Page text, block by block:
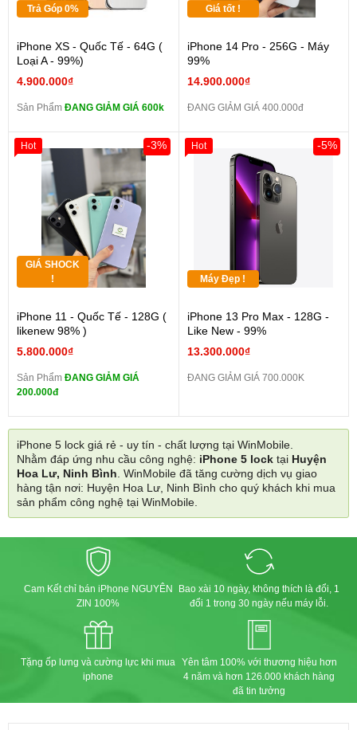
Trả Góp 0%
iPhone XS - Quốc Tế - 64G (
Loại A - 99%)
4.900.000₫
Sản Phẩm ĐANG GIẢM GIÁ 600k
Giá tốt !
iPhone 14 Pro - 256G - Máy
99%
14.900.000₫
ĐANG GIẢM GIÁ 400.000đ
GIÁ SHOCK
!
iPhone 11 - Quốc Tế - 128G (
likenew 98% )
5.800.000₫
-3%
Sản Phẩm ĐANG GIẢM GIÁ
200.000đ
Hot
Máy Đẹp !
iPhone 13 Pro Max - 128G -
Like New - 99%
13.300.000₫
-5%
ĐANG GIẢM GIÁ 700.000K
Hot
iPhone 5 lock giá rẻ - uy tín - chất lượng tại WinMobile.
Nhằm đáp ứng nhu cầu công nghệ: iPhone 5 lock tại Huyện
Hoa Lư, Ninh Bình. WinMobile đã tăng cường dịch vụ giao
hàng tận nơi: Huyện Hoa Lư, Ninh Bình cho quý khách khi mua
sản phẩm công nghệ tại WinMobile.
Cam Kết chỉ bán iPhone NGUYÊN
ZIN 100%
Bao xài 10 ngày, không thích là đổi, 1
đổi 1 trong 30 ngày nếu máy lỗi.
Tặng ốp lưng và cường lực khi mua
iphone
Yên tâm 100% với thương hiệu hơn
4 năm và hơn 126.000 khách hàng
đã tin tưởng